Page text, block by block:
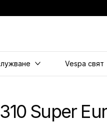
Vespa свят
Super